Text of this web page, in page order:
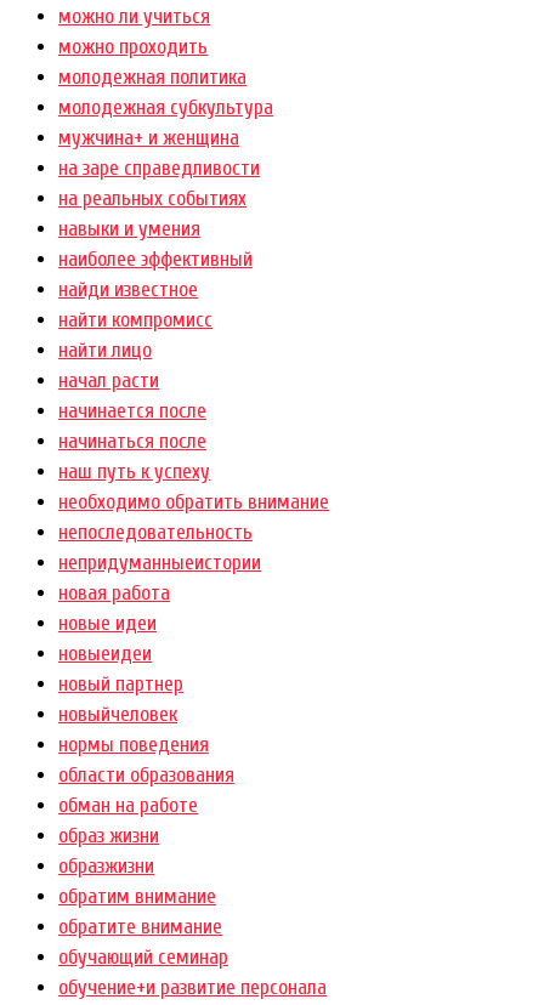
можно ли учиться
можно проходить
молодежная политика
молодежная субкультура
мужчина+ и женщина
на заре справедливости
на реальных событиях
навыки и умения
наиболее эффективный
найди известное
найти компромисс
найти лицо
начал расти
начинается после
начинаться после
наш путь к успеху
необходимо обратить внимание
непоследовательность
непридуманныеистории
новая работа
новые идеи
новыеидеи
новый партнер
новыйчеловек
нормы поведения
области образования
обман на работе
образ жизни
образжизни
обратим внимание
обратите внимание
обучающий семинар
обучение+и развитие персонала